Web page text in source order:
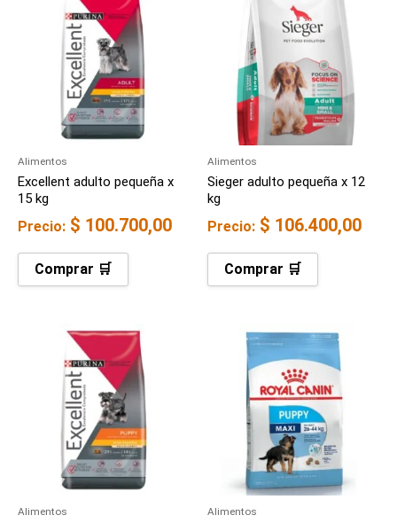
Alimentos
Excellent adulto pequeña x
15 kg
Precio: $ 100.700,00
Comprar 🛒
Alimentos
Sieger adulto pequeña x 12
kg
Precio: $ 106.400,00
Comprar 🛒
Alimentos Alimentos